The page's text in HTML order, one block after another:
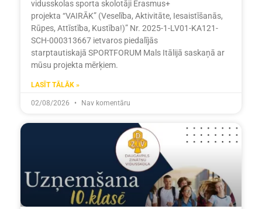
vidusskolas sporta skolotāji Erasmus+
projekta “VAIRĀK” (Veselība, Aktivitāte, Iesaistīšanās,
Rūpes, Attīstība, Kustība!)” Nr. 2025-1-LV01-KA121-
SCH-000313667 ietvaros piedalījās
starptautiskajā SPORTFORUM Mals Itālijā saskaņā ar
mūsu projekta mērķiem.
LASĪT TĀLĀK »
02/08/2026 Nav komentāru